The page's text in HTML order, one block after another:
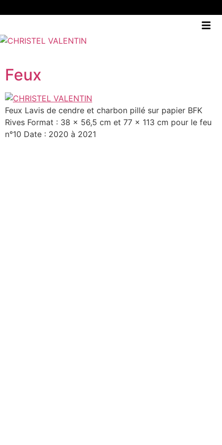
Feux
Feux Lavis de cendre et charbon pillé sur papier BFK
Rives Format : 38 x 56,5 cm et 77 x 113 cm pour le feu
n°10 Date : 2020 à 2021